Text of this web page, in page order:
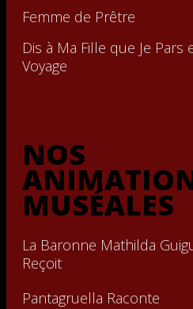
Femme de Prêtre
Dis à Ma Fille que Je Pars
Voyage
NOS
MUSÉALES
La Baronne Mathilda
Reçoit
Pantagruella Raconte